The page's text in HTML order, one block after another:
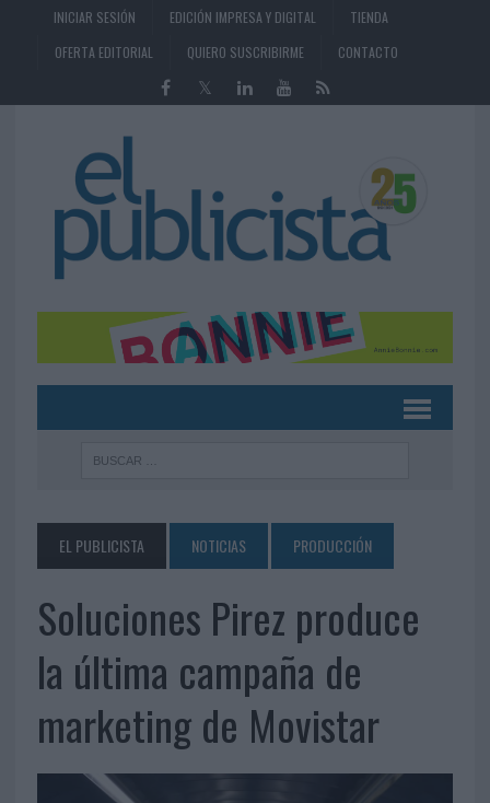
INICIAR SESIÓN EDICIÓN IMPRESA Y DIGITAL
TIENDA
OFERTA EDITORIAL
QUIERO SUSCRIBIRME CONTACTO
EL PUBLICISTA NOTICIAS PRODUCCIÓN
Soluciones Pirez produce
la última campaña de
marketing de Movistar